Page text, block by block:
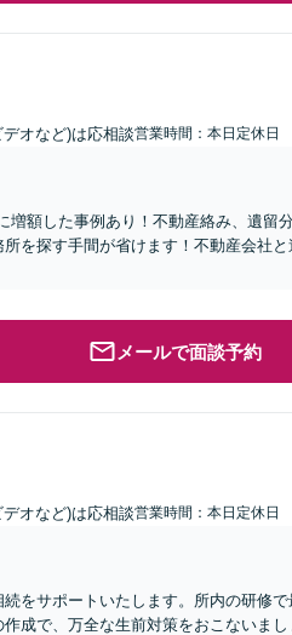
オなど)は応相談営業時間：本日定休日
増額した事例あり！不動産絡み、遺留
を探す手間が省けます！不動産会社
メールで面談予約
オなど)は応相談営業時間：本日定休日
をサポートいたします。所内の研修
成で、万全な生前対策をおこないまし